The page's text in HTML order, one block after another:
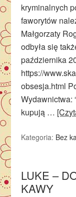
kryminalnych
faworytów
Małgorzaty
odbyła się
października
https://
obsesja.html
Wydawnictwa:
kupują …
Kategoria: Bez
LUKE –
KAWY